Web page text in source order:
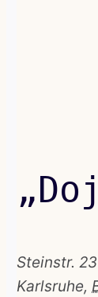
Steinstr. 23
Karlsruhe,